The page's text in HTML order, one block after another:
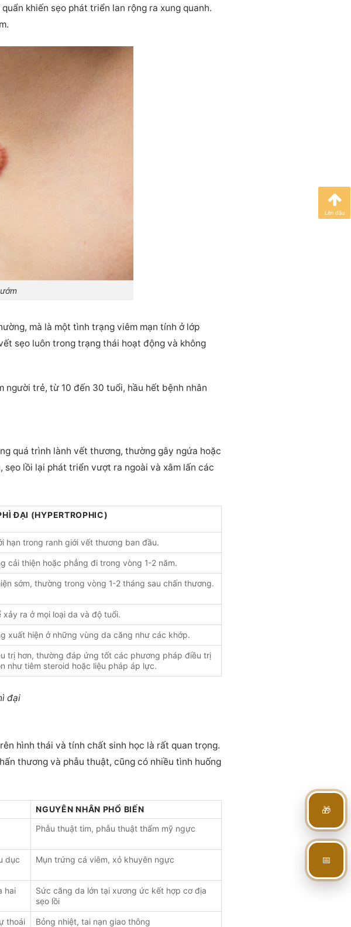
khiến sẹo phát triển lan rộng ra xung quanh.
mà là một tình trạng viêm mạn tính ở lớp
sẹo luôn trong trạng thái hoạt động và không
trẻ, từ 10 đến 30 tuổi, hầu hết bệnh nhân
quá trình lành vết thương, thường gây ngứa hoặc
lồi lại phát triển vượt ra ngoài và xâm lấn các
ĐẠI (HYPERTROPHIC)
hạn trong ranh giới vết thương ban đầu.
cải thiện hoặc phẳng đi trong vòng 1-2 năm.
sớm, thường trong vòng 1-2 tháng sau chấn thương.
xảy ra ở mọi loại da và độ tuổi.
xuất hiện ở những vùng da căng như các khớp.
trị hơn, thường đáp ứng tốt các phương pháp điều trị
như tiêm steroid hoặc liệu pháp áp lực.
đại
hình thái và tính chất sinh học là rất quan trọng.
thương và phẫu thuật, cũng có nhiều tình huống
NGUYÊN NHÂN PHỔ BIẾN
Phẫu thuật tim, phẫu thuật thẩm mỹ ngực
dục Mụn trứng cá viêm, xỏ khuyên ngực
hai
Sức căng da lớn tại xương ức kết hợp cơ địa
sẹo lồi
thoái
Bỏng nhiệt, tai nạn giao thông
Lên đầu
🎁
📅